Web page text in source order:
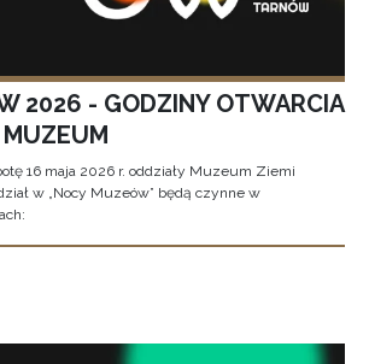
2026 - GODZINY OTWARCIA
16 maja 2026 r. oddziały Muzeum Ziemi
w „Nocy Muzeów” będą czynne w